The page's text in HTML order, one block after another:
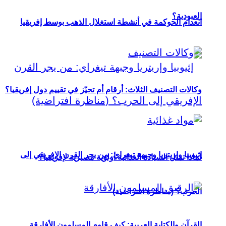
العبودية؟
إثيوبيا وإريتريا وجبهة تيغراي: من يجر القرن الإفريقي إلى
الحرب؟ (مناظرة افتراضية)
انعدام الحوكمة في أنشطة استغلال الذهب بوسط إفريقيا
وكالات التصنيف الثلاث: أرقام أم تحيّز في تقييم دول إفريقيا؟
لماذا تمثل السيادة الغذائية أولوية مصيرية لإفريقيا؟